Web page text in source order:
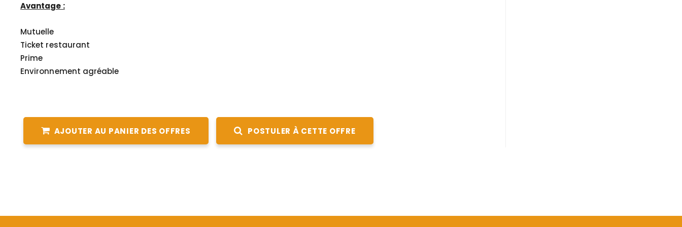
Avantage :
Mutuelle
Ticket restaurant
Prime
Environnement agréable
AJOUTER AU PANIER DES OFFRES POSTULER À CETTE OFFRE